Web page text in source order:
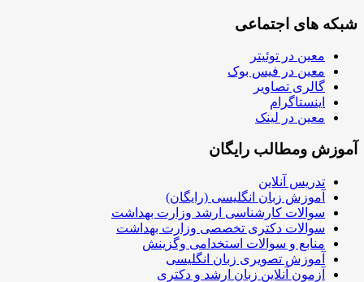
شبکه های اجتماعی
معین در توئیتر
معین در فیس بوک
گالری تصاویر
اینستاگرام
معین در لینک
آموزش ومطالب رایگان
تدریس آنلاین
آموزش زبان انگلیسی (رایگان)
سوالات کارشناسی ارشد وزارت بهداشت
سوالات دکتری تخصصی وزارت بهداشت
منابع و سوالات استخدامی وگزینش
آموزش تصویری زبان انگلیسی
آزمون آنلاین زبان ارشد و دکتری